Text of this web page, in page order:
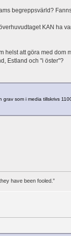
begreppsvärld?
KAN ha
helst att göra med
Estland och "i öster"?
som i media tillskrivs
have been fooled.”